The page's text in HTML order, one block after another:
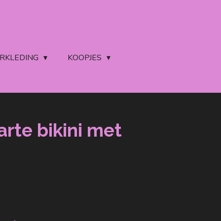
KOOPJES
bikini met